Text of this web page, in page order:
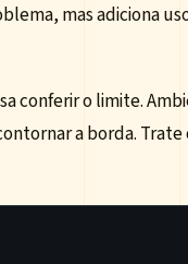
mas adiciona
conferir o limite.
a borda.